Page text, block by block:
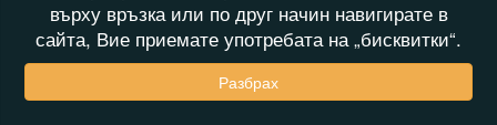
върху връзка или по друг начин навигирате в
сайта, Вие приемате употребата на „бисквитки“.
Разбрах